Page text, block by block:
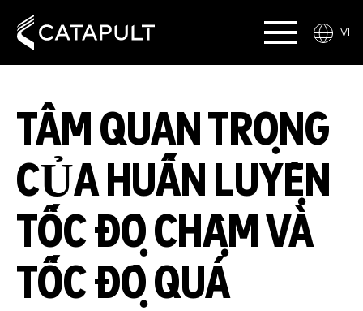
VI
TẦM QUAN TRỌNG
CỦA HUẤN LUYỆN
TỐC ĐỘ CHẬM VÀ
TỐC ĐỘ QUÁ